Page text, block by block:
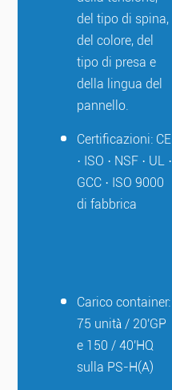
del tipo di spina,
del colore, del
tipo di presa e
della lingua del
pannello.
Certificazioni: CE
· ISO · NSF · UL ·
GCC · ISO 9000
di fabbrica
Carico container:
75 unità / 20'GP
e 150 / 40'HQ
sulla PS-H(A)